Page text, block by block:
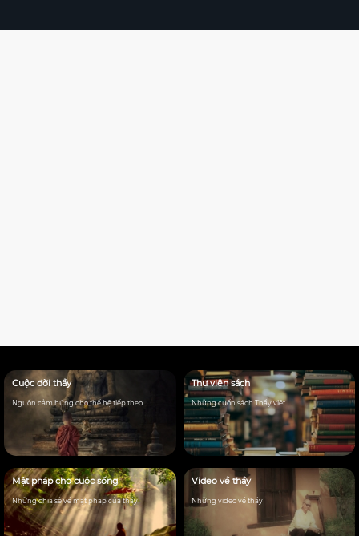
Cuộc đời thầy
Nguồn cảm hứng cho thế hệ tiếp theo
Thư viện sách
Những cuốn sách Thầy viêt
Mật pháp cho cuộc sống
Những chia sẻ về mật pháp của thầy
Video về thầy
Những video về thầy